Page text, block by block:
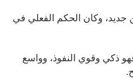
جديد، وكان الحكم الفعلي في
ذكي وقوي النفوذ، وواسع